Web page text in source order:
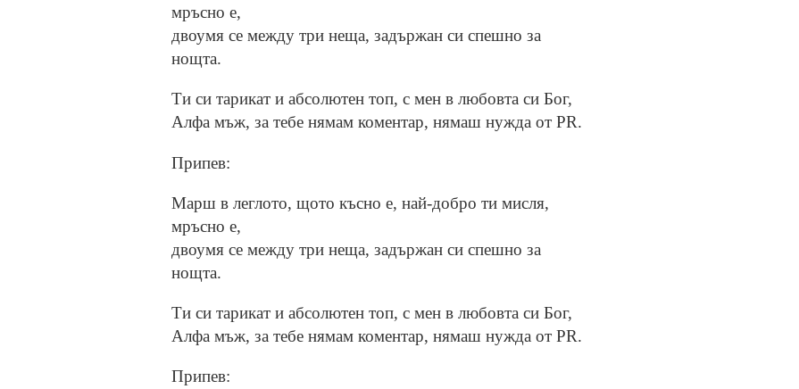
мръсно е,
двоумя се между три неща, задържан си спешно за
нощта.
Ти си тарикат и абсолютен топ, с мен в любовта си Бог,
Алфа мъж, за тебе нямам коментар, нямаш нужда от PR.
Припев:
Марш в леглото, щото късно е, най-добро ти мисля,
мръсно е,
двоумя се между три неща, задържан си спешно за
нощта.
Ти си тарикат и абсолютен топ, с мен в любовта си Бог,
Алфа мъж, за тебе нямам коментар, нямаш нужда от PR.
Припев: